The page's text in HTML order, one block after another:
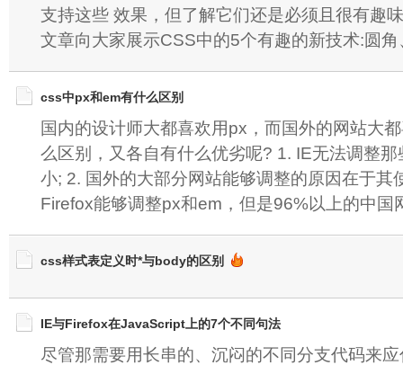
支持这些 效果，但了解它们还是必须且很有趣
文章向大家展示CSS中的5个有趣的新技术:圆
css中px和em有什么区别
国内的设计师大都喜欢用px，而国外的网站大
么区别，又各自有什么优劣呢? 1. IE无法调整
小; 2. 国外的大部分网站能够调整的原因在于其
Firefox能够调整px和em，但是96%以上的中国
css样式表定义时*与body的区别
IE与Firefox在JavaScript上的7个不同句法
尽管那需要用长串的、沉闷的不同分支代码来